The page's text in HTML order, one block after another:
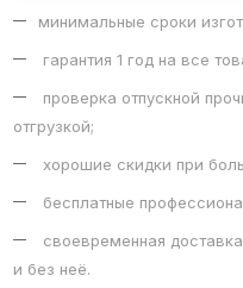
минимальные сроки
гарантия 1 год на все
проверка отпускной
отгрузкой;
хорошие скидки при
бесплатные
своевременная
и без неё.